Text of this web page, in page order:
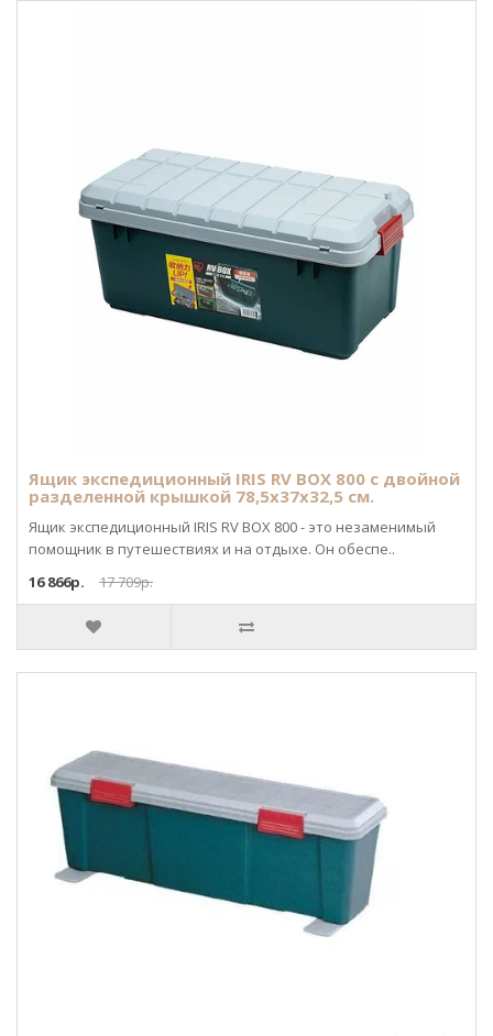
Ящик экспедиционный IRIS RV BOX 800 c двойной
разделенной крышкой 78,5x37x32,5 см.
Ящик экспедиционный IRIS RV BOX 800 - это незаменимый
помощник в путешествиях и на отдыхе. Он обеспе..
16 866р.
17 709р.